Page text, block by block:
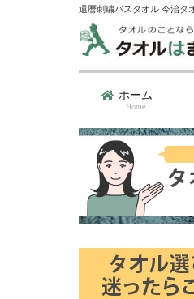
還暦刺繍バスタオル 今治タ
ホーム
Home